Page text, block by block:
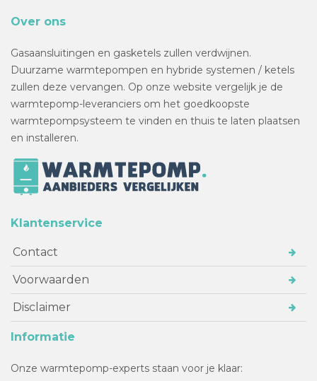
Over ons
Gasaansluitingen en gasketels zullen verdwijnen.
Duurzame warmtepompen en hybride systemen / ketels
zullen deze vervangen. Op onze website vergelijk je de
warmtepomp-leveranciers om het goedkoopste
warmtepompsysteem te vinden en thuis te laten plaatsen
en installeren.
Klantenservice
Contact
Voorwaarden
Disclaimer
Informatie
Onze warmtepomp-experts staan voor je klaar: